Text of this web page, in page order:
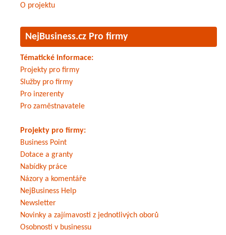
O projektu
NejBusiness.cz Pro firmy
Tématické informace:
Projekty pro firmy
Služby pro firmy
Pro inzerenty
Pro zaměstnavatele
Projekty pro firmy:
Business Point
Dotace a granty
Nabídky práce
Názory a komentáře
NejBusiness Help
Newsletter
Novinky a zajímavosti z jednotlivých oborů
Osobnosti v businessu